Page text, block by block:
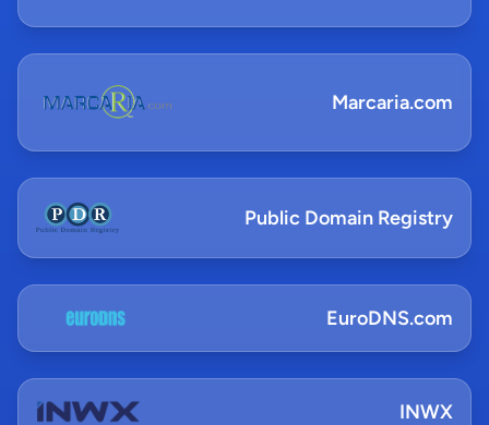
Marcaria.com
Public Domain Registry
EuroDNS.com
INWX